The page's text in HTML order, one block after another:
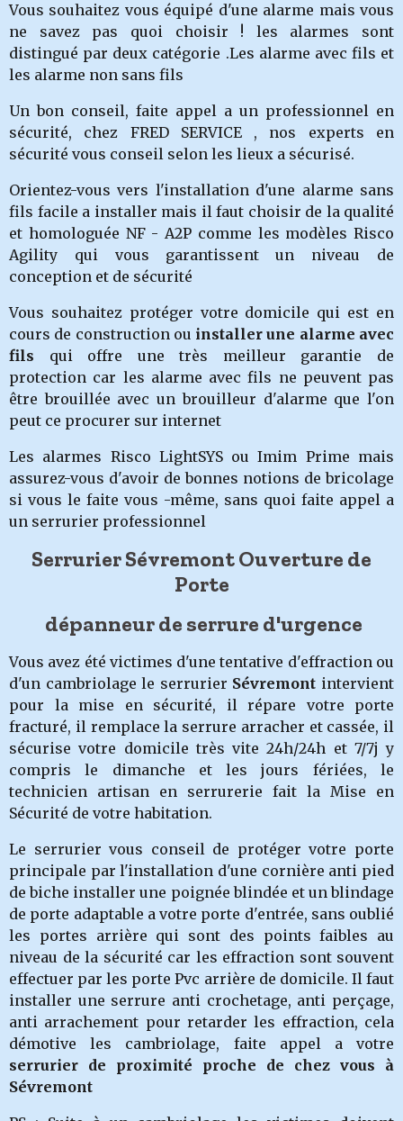
Vous souhaitez vous équipé d'une alarme mais vous
ne savez pas quoi choisir ! les alarmes sont
distingué par deux catégorie .Les alarme avec fils et
les alarme non sans fils
Un bon conseil, faite appel a un professionnel en
sécurité, chez FRED SERVICE , nos experts en
sécurité vous conseil selon les lieux a sécurisé.
Orientez-vous vers l'installation d'une alarme sans
fils facile a installer mais il faut choisir de la qualité
et homologuée NF - A2P comme les modèles Risco
Agility qui vous garantissent un niveau de
conception et de sécurité
Vous souhaitez protéger votre domicile qui est en
cours de construction ou installer une alarme avec
fils qui offre une très meilleur garantie de
protection car les alarme avec fils ne peuvent pas
être brouillée avec un brouilleur d'alarme que l'on
peut ce procurer sur internet
Les alarmes Risco LightSYS ou Imim Prime mais
assurez-vous d'avoir de bonnes notions de bricolage
si vous le faite vous -même, sans quoi faite appel a
un serrurier professionnel
Serrurier Sévremont Ouverture de
Porte
dépanneur de serrure d'urgence
Vous avez été victimes d'une tentative d'effraction ou
d'un cambriolagele serrurier Sévremont intervient
pour la mise en sécurité, il répare votre porte
fracturé, il remplace la serrure arracher et cassée, il
sécurise votre domicile très vite 24h/24h et 7/7j y
compris le dimanche et les jours fériées, le
technicien artisan en serrurerie fait la Mise en
Sécurité de votre habitation.
Le serrurier vous conseil de protéger votre porte
principale par l'installation d'une cornière anti pied
de biche installer une poignée blindée et un blindage
de porte adaptable a votre porte d'entrée, sans oublié
les portes arrière qui sont des points faibles au
niveau de la sécurité car les effraction sont souvent
effectuer par les porte Pvc arrière de domicile. Il faut
installer une serrure anti crochetage, anti perçage,
anti arrachement pour retarder les effraction, cela
démotive les cambriolage, faite appel a votre
serrurier de proximité proche de chez vous à
Sévremont